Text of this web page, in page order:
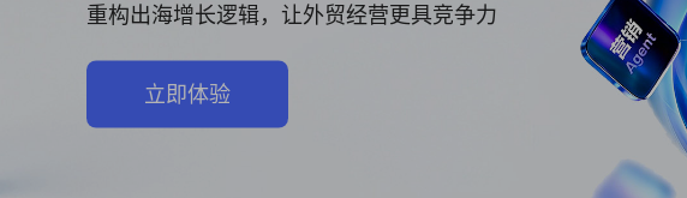
重构出海增长逻辑，让外贸经营更具竞争力
立即体验